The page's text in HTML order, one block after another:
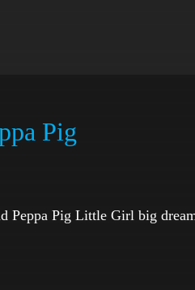
Pig
Peppa Pig Little Girl big